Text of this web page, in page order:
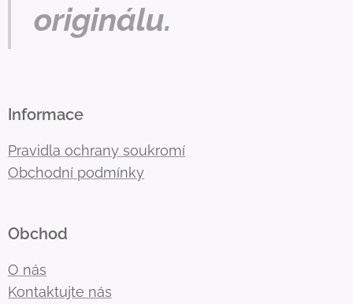
originálu.
Informace
Pravidla ochrany soukromí
Obchodní podmínky
Obchod
O nás
Kontaktujte nás